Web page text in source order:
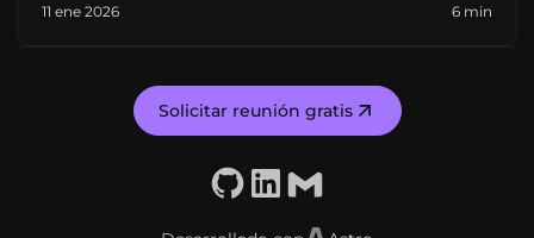
ecosistema de Valencia lidera la innovación.
11 ene 2026 6 min
Solicitar reunión gratis
GitHubLinkedIn
Email